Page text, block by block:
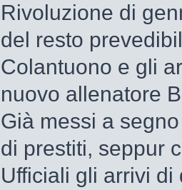
Rivoluzione di
del resto
Colantuono e gli
nuovo allenatore
Già messi a
di prestiti, seppur
Ufficiali gli arrivi